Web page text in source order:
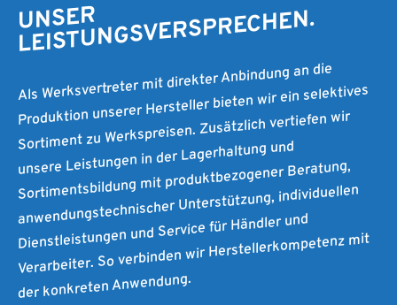
UNSER
LEISTUNGSVERSPRECHEN.
Als Werksvertreter mit direkter Anbindung an die
Produktion unserer Hersteller bieten wir ein selektives
Sortiment zu Werkspreisen. Zusätzlich vertiefen wir
unsere Leistungen in der Lagerhaltung und
Sortimentsbildung mit produktbezogener Beratung,
anwendungstechnischer Unterstützung, individuellen
Dienstleistungen und Service für Händler und
Verarbeiter. So verbinden wir Herstellerkompetenz mit
der konkreten Anwendung.